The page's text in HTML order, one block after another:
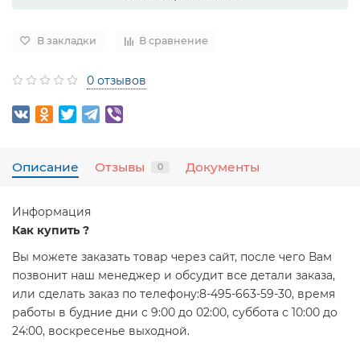
В закладки В сравнение
0 отзывов
Описание Отзывы 0 Документы
Информация
Как купить ?
Вы можете заказать товар через сайт, после чего Вам
позвонит наш менеджер и обсудит все детали заказа,
или сделать заказ по телефону:8-495-663-59-30, время
работы в будние дни с 9:00 до 02:00, суббота с 10:00 до
24:00, воскресенье выходной.